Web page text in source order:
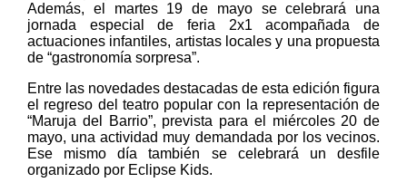
Además, el martes 19 de mayo se celebrará una
jornada especial de feria 2x1 acompañada de
actuaciones infantiles, artistas locales y una propuesta
de “gastronomía sorpresa”.
Entre las novedades destacadas de esta edición figura
el regreso del teatro popular con la representación de
“Maruja del Barrio”, prevista para el miércoles 20 de
mayo, una actividad muy demandada por los vecinos.
Ese mismo día también se celebrará un desfile
organizado por Eclipse Kids.